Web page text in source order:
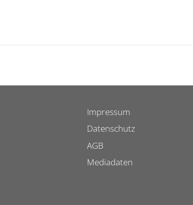
Impressum
Datenschutz
AGB
Mediadaten